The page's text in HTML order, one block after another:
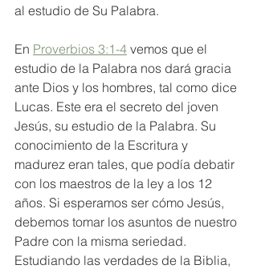
al estudio de Su Palabra.
En Proverbios 3:1-4 vemos que el
estudio de la Palabra nos dará gracia
ante Dios y los hombres, tal como dice
Lucas. Este era el secreto del joven
Jesús, su estudio de la Palabra. Su
conocimiento de la Escritura y
madurez eran tales, que podía debatir
con los maestros de la ley a los 12
años. Si esperamos ser cómo Jesús,
debemos tomar los asuntos de nuestro
Padre con la misma seriedad.
Estudiando las verdades de la Biblia,